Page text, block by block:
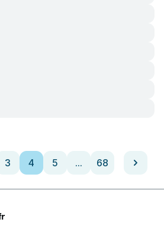
3 4 5 ... 68